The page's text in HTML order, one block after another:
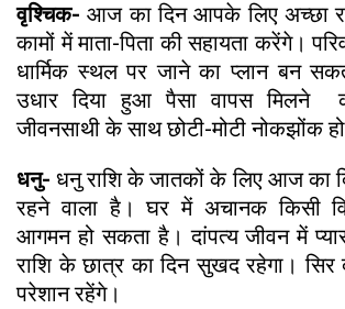
वृश्चिक-आज का दिन आपके लिए अच्छा
कामों में माता-पिता की सहायता करेंगे।
धार्मिक स्थल पर जाने का प्लान बन
उधार दिया हुआ पैसा वापस मिलने
जीवनसाथी के साथ छोटी-मोटी नोकझोंक
धनु-धनु राशि के जातकों के लिए आज का
रहने वाला है। घर में अचानक किसी
आगमन हो सकता है। दांपत्य जीवन में
राशि के छात्र का दिन सुखद रहेगा। सिर
परेशान रहेंगे।